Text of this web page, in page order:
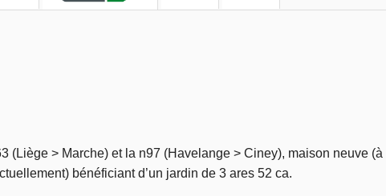
(Liège > Marche) et la n97 (Havelange > Ciney), maison neuve (à
bénéficiant d’un jardin de 3 ares 52 ca.